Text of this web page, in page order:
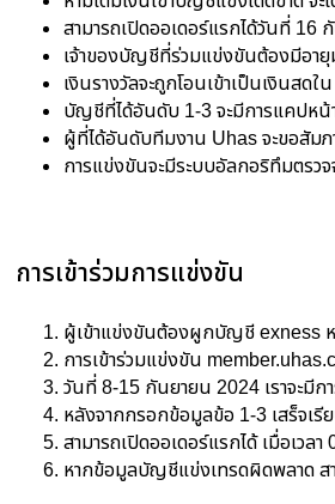
สามารถเปิดออเดอร์แรกได้วันที่ 16
เจ้าของบัญชีที่ร่วมแข่งขันต้องมีอายุ
เงินรางวัลจะถูกโอนเข้าเป็นเงินสด
บัญชีที่ได้อันดับ 1-3 จะมีการแคปหน้
ผู้ที่ได้อันดับทีมงาน Uhas จะขอสัม
การแข่งขันจะมีระบบอัลกอริทึมตรว
การเข้าร่วมการแข่งขัน
ผู้เข้าแข่งขันต้องผูกบัญชี exness
การเข้าร่วมแข่งขัน
วันที่ 8-15 กันยายน 2024 เราจะมี
หลังจากกรอกข้อมูลข้อ 1-3 เสร็จเรี
สามารถเปิดออเดอร์แรกได้ เมื่อเว
หากข้อมูลบัญชีแข่งเทรดผิดพลาด